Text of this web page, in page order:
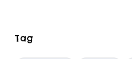
Tag